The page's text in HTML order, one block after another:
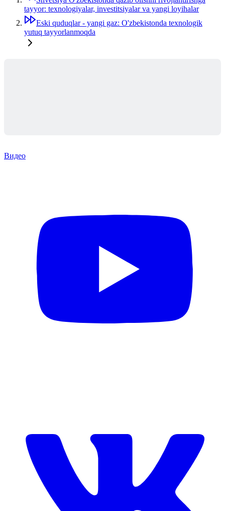
tayyor: texnologiyalar, investitsiyalar va yangi loyihalar
Eski quduqlar - yangi gaz: O'zbekistonda texnologik
yutuq tayyorlanmoqda
Видео